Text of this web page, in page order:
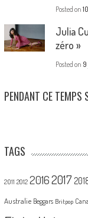
Posted on
Julia
zéro »
Posted on
PENDANT CE TEMPS
TAGS
2011 2012 20162017
Australie Beggars Britpop